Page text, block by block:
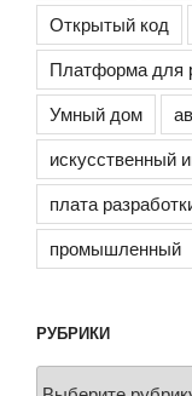
Открытый код
Платформа для
Умный дом
искусственный
плата
промышленный
РУБРИКИ